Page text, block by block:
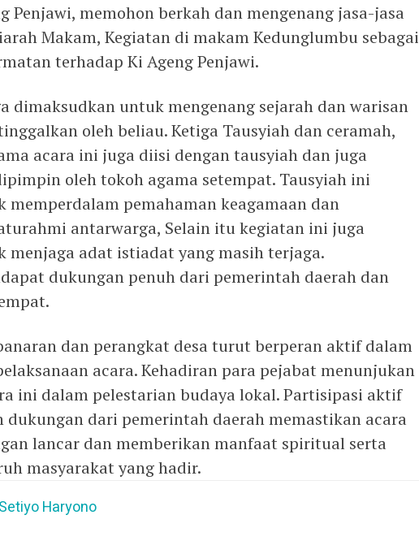
Penjawi, memohon berkah dan mengenang jasa-jasa
Makam, Kegiatan di makam Kedunglumbu sebagai
terhadap Ki Ageng Penjawi.
dimaksudkan untuk mengenang sejarah dan warisan
oleh beliau. Ketiga Tausyiah dan ceramah,
acara ini juga diisi dengan tausyiah dan juga
oleh tokoh agama setempat. Tausyiah ini
pemahaman keagamaan dan
antarwarga, Selain itu kegiatan ini juga
menjaga adat istiadat yang masih terjaga.
dukungan penuh dari pemerintah daerah dan
dan perangkat desa turut berperan aktif dalam
acara. Kehadiran para pejabat menunjukan
ini dalam pelestarian budaya lokal. Partisipasi aktif
dukungan dari pemerintah daerah memastikan acara
lancar dan memberikan manfaat spiritual serta
masyarakat yang hadir.
Setiyo Haryono